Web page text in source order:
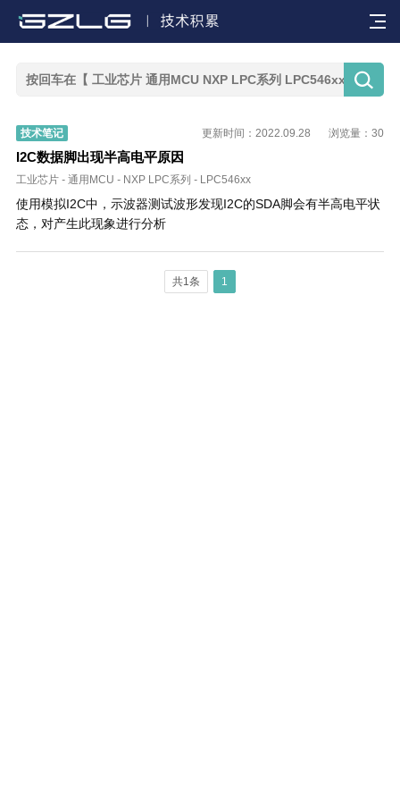


技术笔记 浏览量：30
更新时间：2022.09.28
I2C数据脚出现半高电平原因
工业芯片 - 通用MCU - NXP LPC系列 - LPC546xx
使用模拟I2C中，示波器测试波形发现I2C的SDA脚会有半高电平状
态，对产生此现象进行分析
共1条 1